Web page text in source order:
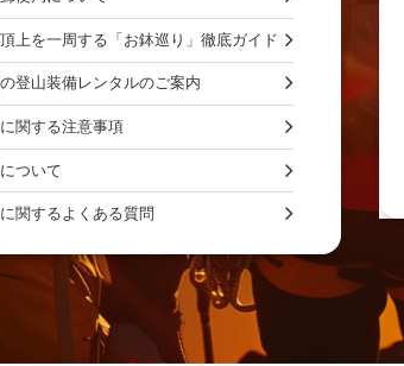
上を一周する「お鉢巡り」徹底ガイド
登山装備レンタルのご案内
関する注意事項
ついて
関するよくある質問